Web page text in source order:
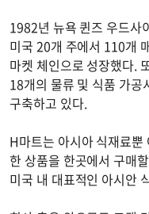
1982년 뉴욕 퀸즈 우드사
미국 20개 주에서 110개
마켓 체인으로 성장했다.
18개의 물류 및 식품 가공
구축하고 있다.
H마트는 아시아 식재료
한 상품을 한곳에서 구매
미국 내 대표적인 아시안